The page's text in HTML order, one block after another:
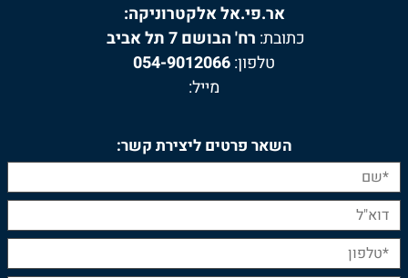
אר.פי.אל אלקטרוניקה:
כתובת: רח' הבושם 7 תל אביב
טלפון:054-9012066
מייל:
השאר פרטים ליצירת קשר: